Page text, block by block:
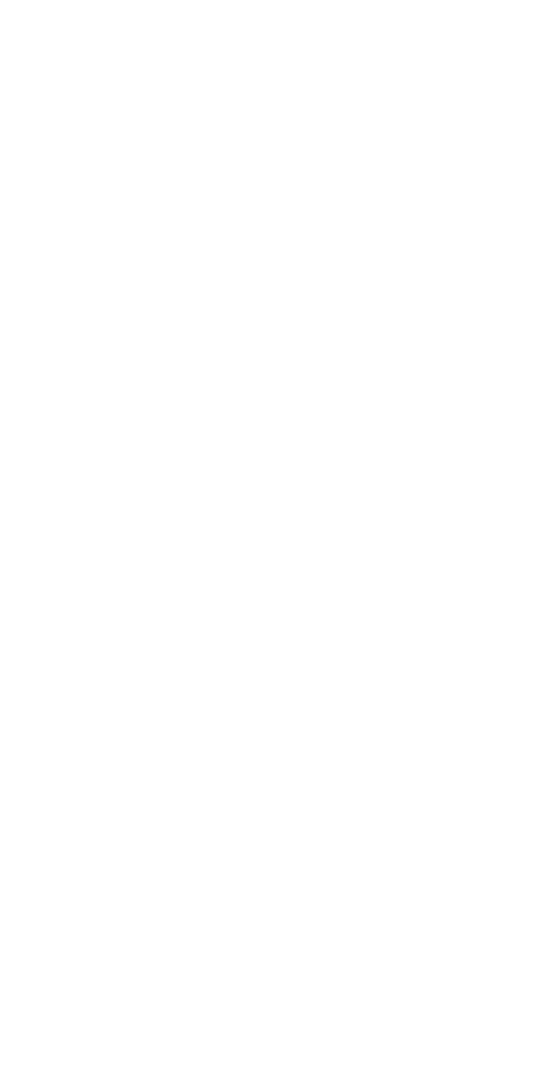
させていただ
ようお願いしま
社の共同利用者
とをご了承くだ
」に記載されて
ず変更すること
下、フタル酸ジブチ
はありません。
品に未対応品が
年1月12日よ
、
ない年数を意
貨物等」とい
通知します。
ムロン制御